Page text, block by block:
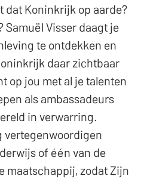
dat Koninkrijk op aarde?
Samuël Visser daagt je
te ontdekken en
daar zichtbaar
op jou met al je talenten
als ambassadeurs
in verwarring.
vertegenwoordigen
of één van de
maatschappij, zodat Zijn